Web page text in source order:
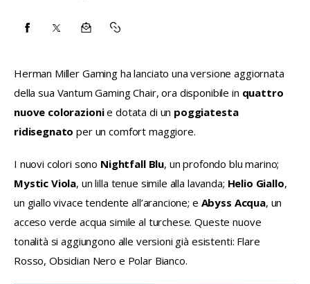
CONDIVIDI
FACEBOOK
CONDIVIDI
X
CONDIVIDI
EMAIL
COPY
TO
CLIPBOARD
Herman Miller Gaming ha lanciato una versione aggiornata
della sua Vantum Gaming Chair, ora disponibile in quattro
nuove colorazioni e dotata di un poggiatesta
ridisegnato per un comfort maggiore.
I nuovi colori sono Nightfall Blu, un profondo blu marino;
Mystic Viola, un lilla tenue simile alla lavanda; Helio Giallo,
un giallo vivace tendente all’arancione; e Abyss Acqua, un
acceso verde acqua simile al turchese. Queste nuove
tonalità si aggiungono alle versioni già esistenti: Flare
Rosso, Obsidian Nero e Polar Bianco.